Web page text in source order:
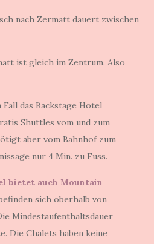
nach Zermatt dauert zwischen
ist gleich im Zentrum. Also
das Backstage Hotel
Shuttles vom und zum
aber vom Bahnhof zum
nur 4 Min. zu Fuss.
bietet auch Mountain
sich oberhalb von
Mindestaufenthaltsdauer
Die Chalets haben keine